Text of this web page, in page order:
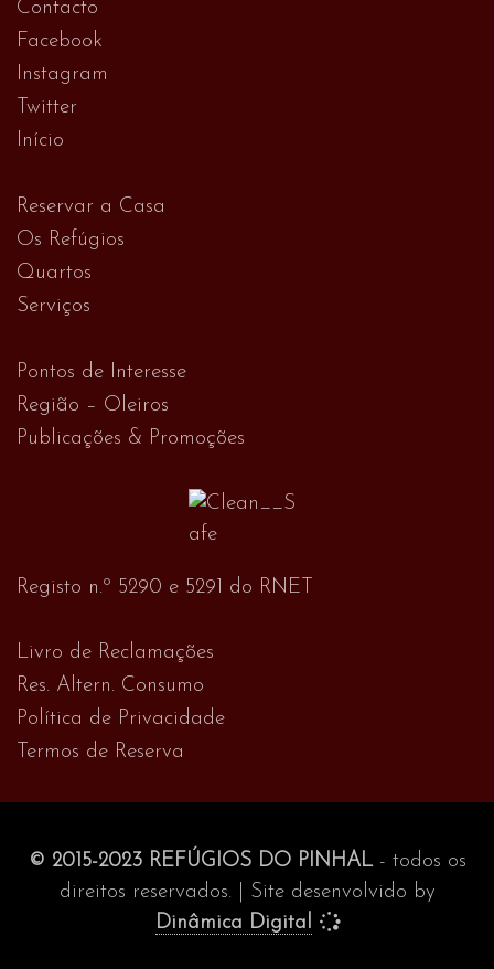
Contacto
Facebook
Instagram
Twitter
Início
Reservar a Casa
Os Refúgios
Quartos
Serviços
Pontos de Interesse
Região – Oleiros
Publicações & Promoções
Registo n.º 5290 e 5291 do RNET
Livro de Reclamações
Res. Altern. Consumo
Política de Privacidade
Termos de Reserva
© 2015-2023 REFÚGIOS DO PINHAL- todos os
direitos reservados. | Site desenvolvido by
Dinâmica Digital